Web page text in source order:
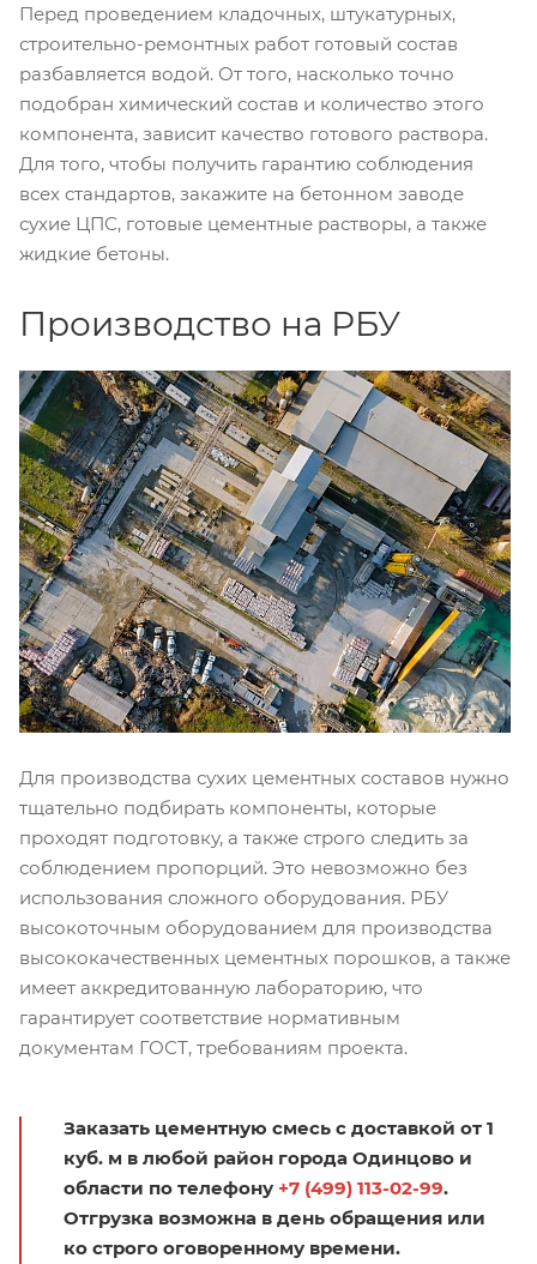
Перед проведением кладочных, штукатурных,
строительно-ремонтных работ готовый состав
разбавляется водой. От того, насколько точно
подобран химический состав и количество этого
компонента, зависит качество готового раствора.
Для того, чтобы получить гарантию соблюдения
всех стандартов, закажите на бетонном заводе
сухие ЦПС, готовые цементные растворы, а также
жидкие бетоны.
Производство на РБУ
Для производства сухих цементных составов нужно
тщательно подбирать компоненты, которые
проходят подготовку, а также строго следить за
соблюдением пропорций. Это невозможно без
использования сложного оборудования. РБУ
высокоточным оборудованием для производства
высококачественных цементных порошков, а также
имеет аккредитованную лабораторию, что
гарантирует соответствие нормативным
документам ГОСТ, требованиям проекта.
Заказать цементную смесь с доставкой от 1
куб. м в любой район города Одинцово и
области по телефону +7 (499) 113-02-99.
Отгрузка возможна в день обращения или
ко строго оговоренному времени.